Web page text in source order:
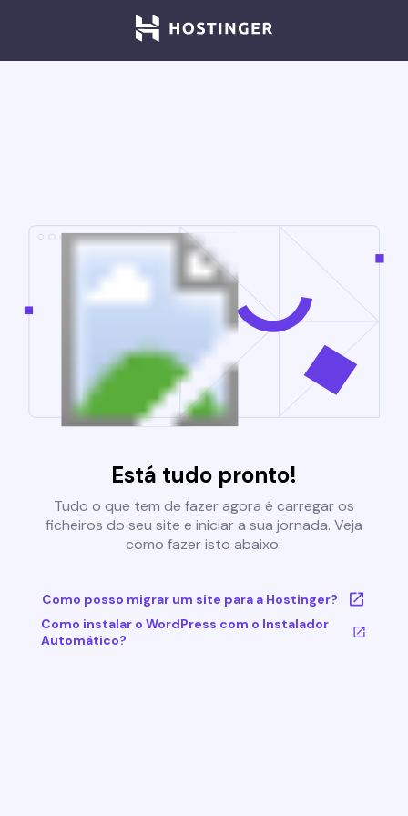
Está tudo pronto!
Tudo o que tem de fazer agora é carregar os
ficheiros do seu site e iniciar a sua jornada. Veja
como fazer isto abaixo:
Como posso migrar um site para a Hostinger?
Como instalar o WordPress com o Instalador
Automático?